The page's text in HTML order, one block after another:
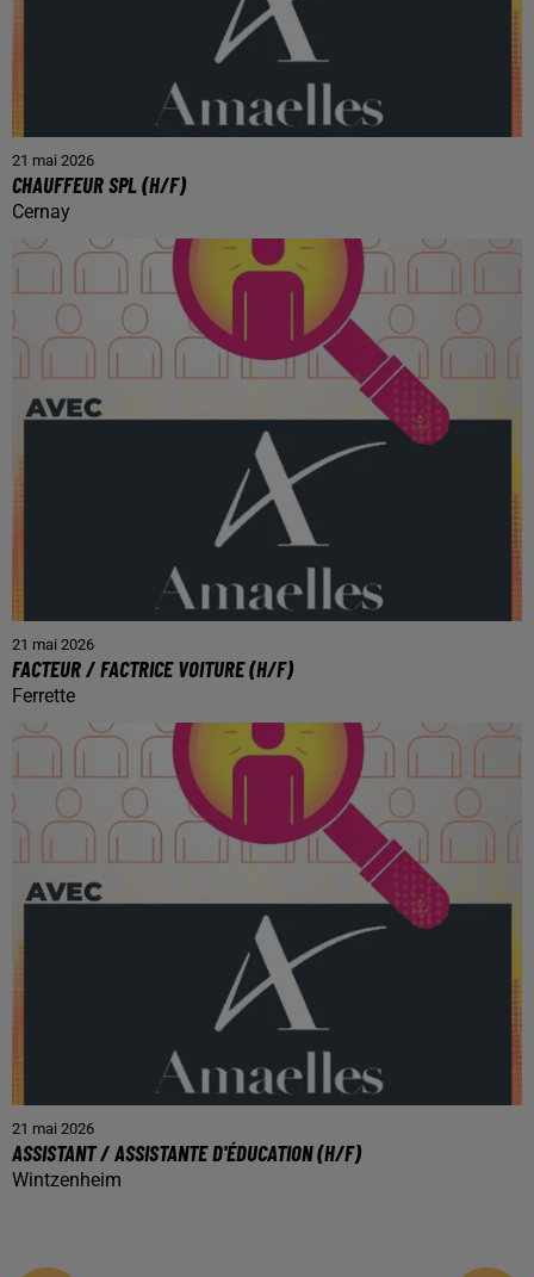
21 mai 2026
CHAUFFEUR SPL (H/F)
Cernay
21 mai 2026
FACTEUR / FACTRICE VOITURE (H/F)
Ferrette
21 mai 2026
ASSISTANT / ASSISTANTE D'ÉDUCATION (H/F)
Wintzenheim